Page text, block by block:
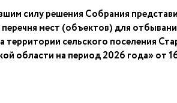
силу решения Собрания
мест (объектов) для
территории сельского поселения
области на период 2026 года» от